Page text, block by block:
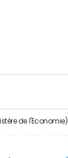
de l'Economie)